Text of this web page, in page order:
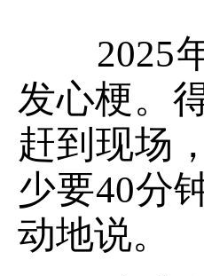
2025年
发心梗。
赶到现场
少要40分
动地说。